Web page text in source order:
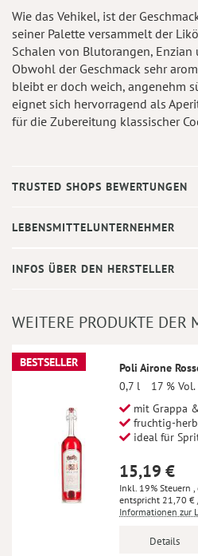
Wie das Vehikel, ist der
seiner Palette versammelt der
Schalen von Blutorangen,
Obwohl der Geschmack sehr
bleibt er doch weich, angenehm
eignet sich hervorragend als
für die Zubereitung klassischer
TRUSTED SHOPS BEWERTUNGEN
LEBENSMITTELUNTERNEHMER
INFOS ÜBER DEN HERSTELLER
WEITERE PRODUKTE DER
BESTSELLER
Poli Airone
0,7 l
17 % Vol.
mit Grappa
fruchtig-
ideal für
15,19 €
Inkl. 19% Steuern ,
21,70 €
Informationen zur
Details